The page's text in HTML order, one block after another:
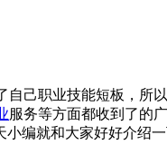
自己职业技能短板，所
服务等方面都收到了的
编就和大家好好介绍